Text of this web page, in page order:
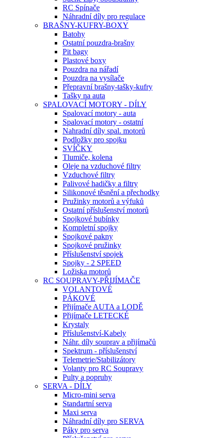
RC Spínače
Náhradní díly pro regulace
BRAŠNY-KUFRY-BOXY
Batohy
Ostatní pouzdra-brašny
Pit bagy
Plastové boxy
Pouzdra na nářadí
Pouzdra na vysílače
Přepravní brašny-tašky-kufry
Tašky na auta
SPALOVACÍ MOTORY - DÍLY
Spalovací motory - auta
Spalovací motory - ostatní
Nahradní díly spal. motorů
Podložky pro spojku
SVÍČKY
Tlumiče, kolena
Oleje na vzduchové filtry
Vzduchové filtry
Palivové hadičky a filtry
Silikonové těsnění a přechodky
Pružinky motorů a výfuků
Ostatní příslušenství motorů
Spojkové bubínky
Kompletní spojky
Spojkové pakny
Spojkové pružinky
Příslušenství spojek
Spojky - 2 SPEED
Ložiska motorů
RC SOUPRAVY-PŘIJÍMAČE
VOLANTOVÉ
PÁKOVÉ
Přijímače AUTA a LODĚ
Přijímače LETECKÉ
Krystaly
Příslušenství-Kabely
Náhr. díly souprav a přijímačů
Spektrum - příslušenství
Telemetrie/Stabilizátory
Volanty pro RC Soupravy
Pulty a popruhy
SERVA - DÍLY
Micro-mini serva
Standartní serva
Maxi serva
Náhradní díly pro SERVA
Páky pro serva